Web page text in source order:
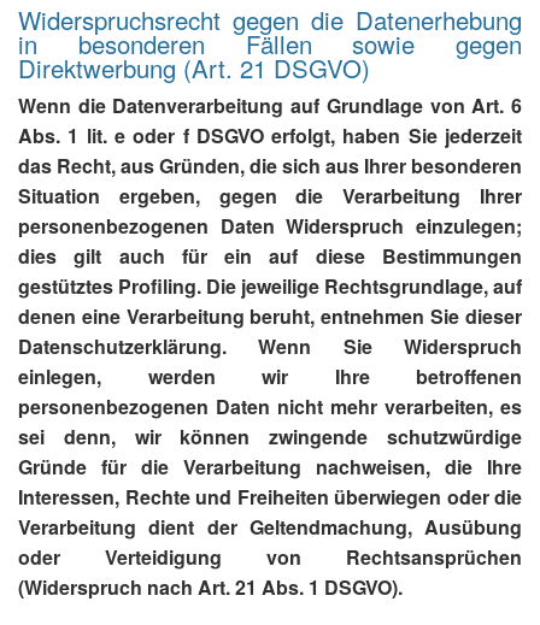
Widerspruchsrecht gegen die Datenerhebung
in besonderen Fällen sowie gegen
Direktwerbung (Art. 21 DSGVO)
Wenn die Datenverarbeitung auf Grundlage von Art. 6
Abs. 1 lit. e oder f DSGVO erfolgt, haben Sie jederzeit
das Recht, aus Gründen, die sich aus Ihrer besonderen
Situation ergeben, gegen die Verarbeitung Ihrer
personenbezogenen Daten Widerspruch einzulegen;
dies gilt auch für ein auf diese Bestimmungen
gestütztes Profiling. Die jeweilige Rechtsgrundlage, auf
denen eine Verarbeitung beruht, entnehmen Sie dieser
Datenschutzerklärung. Wenn Sie Widerspruch
einlegen, werden wir Ihre betroffenen
personenbezogenen Daten nicht mehr verarbeiten, es
sei denn, wir können zwingende schutzwürdige
Gründe für die Verarbeitung nachweisen, die Ihre
Interessen, Rechte und Freiheiten überwiegen oder die
Verarbeitung dient der Geltendmachung, Ausübung
oder Verteidigung von Rechtsansprüchen
(Widerspruch nach Art. 21 Abs. 1 DSGVO).